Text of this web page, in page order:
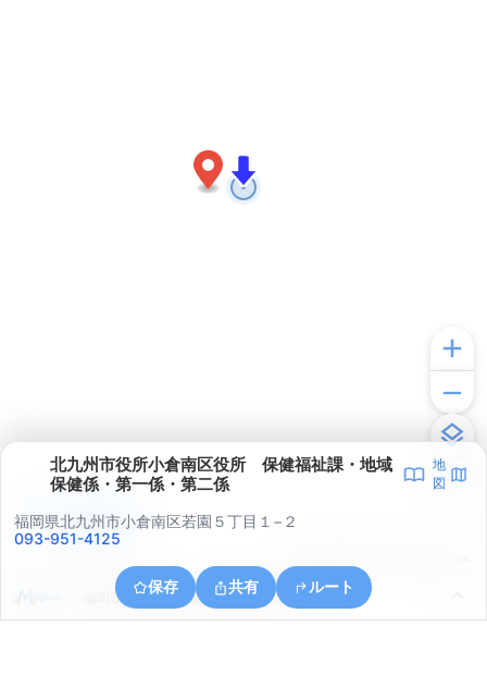
北九州市役所小倉南区役所 保健福祉課・地域
保健係・第一係・第二係
地
図
福岡県北九州市小倉南区若園５丁目１−２
093-951-4125
保存 共有 ルート
福岡県北九州市小倉南区湯川新町１丁目１４
アプリで見る